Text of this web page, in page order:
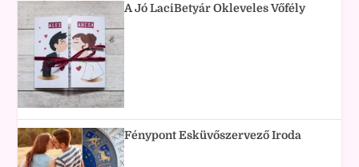
A Jó LaciBetyár Okleveles Vőfély
Fénypont Esküvőszervező Iroda